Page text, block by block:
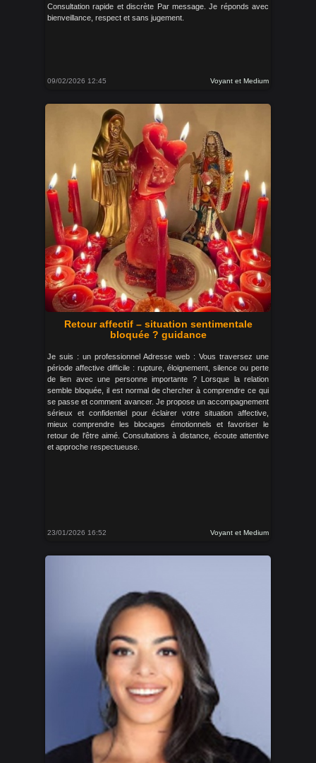
Consultation rapide et discrète Par message. Je réponds avec
bienveillance, respect et sans jugement.
09/02/2026 12:45 Voyant et Medium
Retour affectif – situation sentimentale
bloquée ? guidance
Je suis : un professionnel Adresse web : Vous traversez une
période affective difficile : rupture, éloignement, silence ou perte
de lien avec une personne importante ? Lorsque la relation
semble bloquée, il est normal de chercher à comprendre ce qui
se passe et comment avancer. Je propose un accompagnement
sérieux et confidentiel pour éclairer votre situation affective,
mieux comprendre les blocages émotionnels et favoriser le
retour de l'être aimé. Consultations à distance, écoute attentive
et approche respectueuse.
23/01/2026 16:52 Voyant et Medium